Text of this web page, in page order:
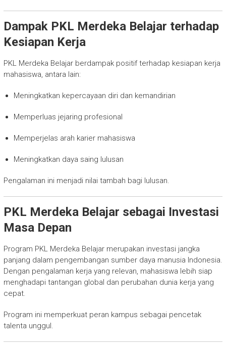
Dampak PKL Merdeka Belajar terhadap
Kesiapan Kerja
PKL Merdeka Belajar berdampak positif terhadap kesiapan kerja
mahasiswa, antara lain:
Meningkatkan kepercayaan diri dan kemandirian
Memperluas jejaring profesional
Memperjelas arah karier mahasiswa
Meningkatkan daya saing lulusan
Pengalaman ini menjadi nilai tambah bagi lulusan.
PKL Merdeka Belajar sebagai Investasi
Masa Depan
Program PKL Merdeka Belajar merupakan investasi jangka
panjang dalam pengembangan sumber daya manusia Indonesia.
Dengan pengalaman kerja yang relevan, mahasiswa lebih siap
menghadapi tantangan global dan perubahan dunia kerja yang
cepat.
Program ini memperkuat peran kampus sebagai pencetak
talenta unggul.